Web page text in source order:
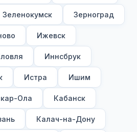
Зеленокумск Зерноград
Ижевск
Иннсбрук
Истра Ишим
Ола Кабанск
Калач-на-Дону